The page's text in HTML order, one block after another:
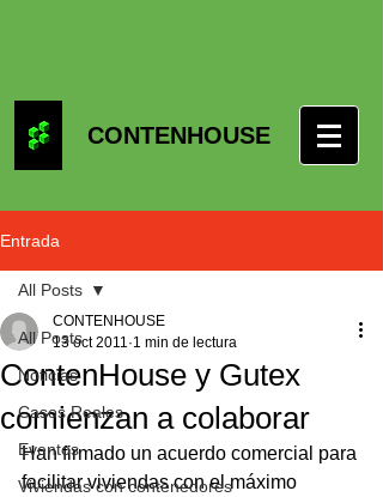
CONTENHOUSE
Entrada
All Posts
Noticias
Casos Reales
Eventos
Viviendas con contenedores
All Posts
ContenHouse y Gutex
comienzan a colaborar
CONTENHOUSE
13 oct 2011 1 min de lectura
Han firmado un acuerdo comercial para
facilitar viviendas con el máximo